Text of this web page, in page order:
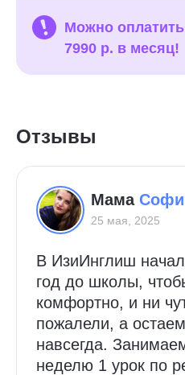
Можно
7990 р. в месяц!
Отзывы
Мама
25 мая, 2025
В ИзиИнглиш
год до школы,
комфортно, и ни
пожалели, а
навсегда.
неделю 1 урок по